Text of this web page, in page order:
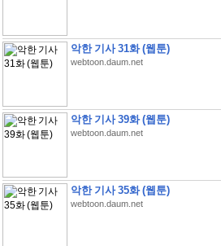
악한 기사 31화 (웹툰)
webtoon.daum.net
악한 기사 39화 (웹툰)
webtoon.daum.net
악한 기사 35화 (웹툰)
webtoon.daum.net